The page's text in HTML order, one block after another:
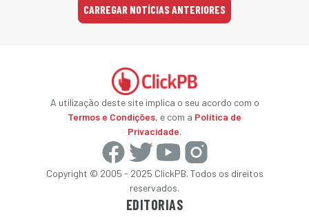
CARREGAR NOTÍCIAS ANTERIORES
A utilização deste site implica o seu acordo com o
Termos e Condições, e com a Política de
Privacidade.
Copyright © 2005 - 2025 ClickPB. Todos os direitos
reservados.
EDITORIAS